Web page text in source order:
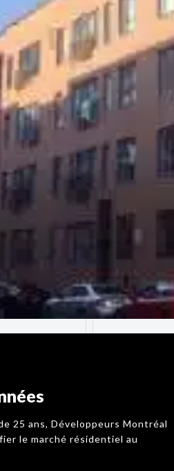
25 ans, Développeurs Montréal
le marché résidentiel au